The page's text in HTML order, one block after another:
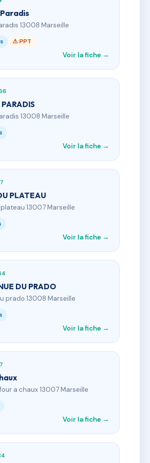
13008 Marseille
⚠ PPT
Voir la fiche →
13008 Marseille
Voir la fiche →
PLATEAU
13007 Marseille
Voir la fiche →
DU PRADO
prado 13008 Marseille
Voir la fiche →
a chaux 13007 Marseille
Voir la fiche →